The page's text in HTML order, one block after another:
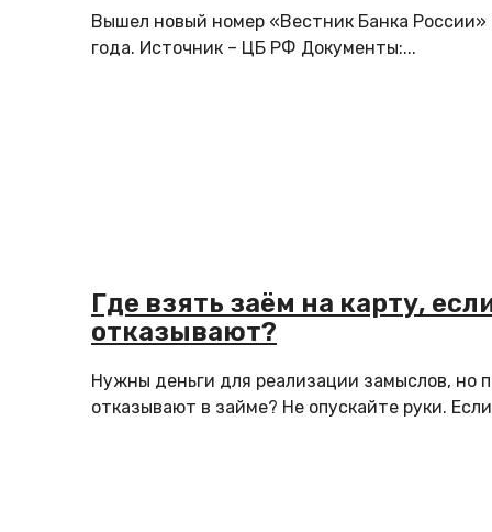
Вышел новый номер «Вестник Банка
года. Источник – ЦБ РФ Документы:...
Где взять заём на карту,
отказывают?
Нужны деньги для реализации замыслов, но
отказывают в займе? Не опускайте руки.